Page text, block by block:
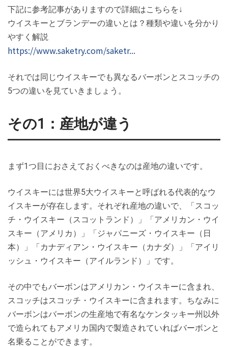
下記に参考記事がありますので詳細はこちらを↓
ウイスキーとブランデーの違いとは？種類や違いを分かり
やすく解説
https://www.saketry.com/saketr...
それでは同じウイスキーでも異なるバーボンとスコッチの
5つの違いを見ていきましょう。
その1：産地が違う
まず1つ目におさえておくべきなのは産地の違いです。
ウイスキーには世界5大ウイスキーと呼ばれる代表的なウ
イスキーが存在します。それぞれ産地の違いで、「スコッ
チ・ウイスキー（スコットランド）」「アメリカン・ウイ
スキー（アメリカ）」「ジャパニーズ・ウイスキー（日
本）」「カナディアン・ウイスキー（カナダ）」「アイリ
ッシュ・ウイスキー（アイルランド）」です。
その中でもバーボンはアメリカン・ウイスキーに含まれ、
スコッチはスコッチ・ウイスキーに含まれます。ちなみに
バーボンはバーボンの生産地で有名なケンタッキー州以外
で造られてもアメリカ国内で製造されていればバーボンと
名乗ることができます。